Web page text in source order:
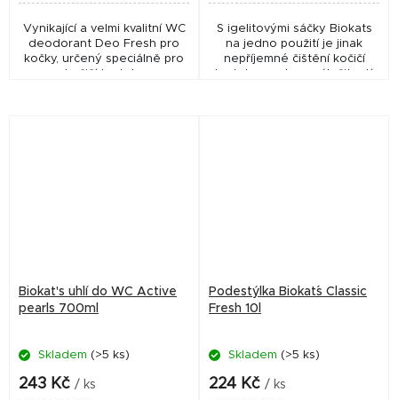
Vynikající a velmi kvalitní WC
deodorant Deo Fresh pro
kočky, určený speciálně pro
S igelitovými sáčky Biokats
na jedno použití je jinak
nepříjemné čištění kočičí
Biokat's uhlí do WC Active
pearls 700ml
Skladem (>5 ks)
243 Kč / ks
Podestýlka Biokat´s Classic
Fresh 10l
Skladem (>5 ks)
224 Kč / ks